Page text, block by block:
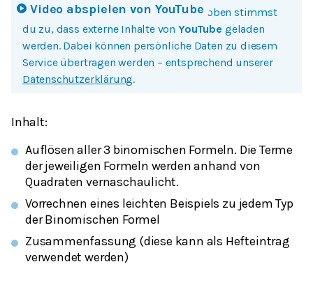
Video abspielen von YouTube
Mit einem Klick auf Bild oder Button oben stimmst
du zu, dass externe Inhalte von YouTube geladen
werden. Dabei können persönliche Daten zu diesem
Service übertragen werden – entsprechend unserer
Datenschutzerklärung.
Inhalt:
Auflösen aller 3 binomischen Formeln. Die Terme
der jeweiligen Formeln werden anhand von
Quadraten vernaschaulicht.
Vorrechnen eines leichten Beispiels zu jedem Typ
der Binomischen Formel
Zusammenfassung (diese kann als Hefteintrag
verwendet werden)